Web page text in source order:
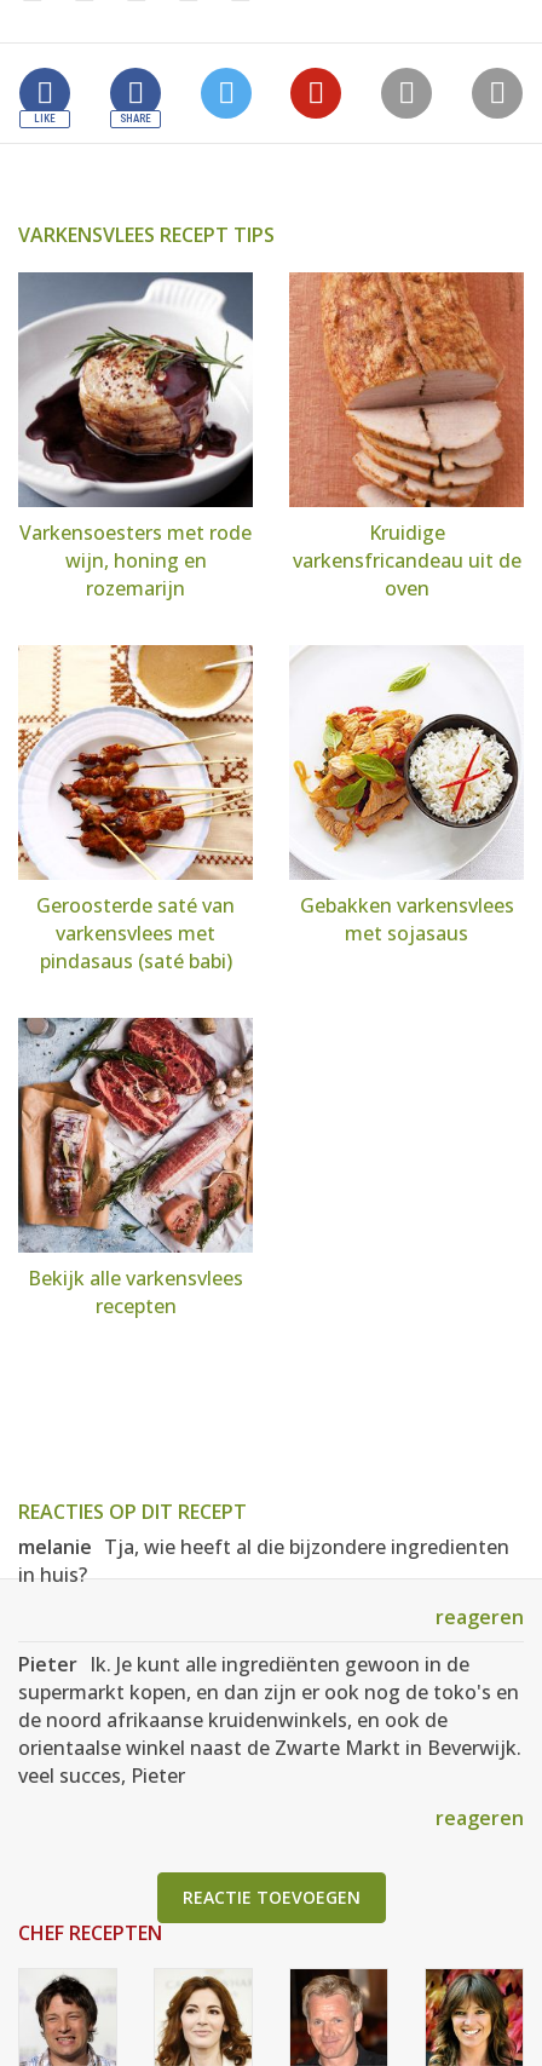
VARKENSVLEES RECEPT TIPS
Varkensoesters met rode
wijn, honing en
rozemarijn
Kruidige
varkensfricandeau uit de
oven
Geroosterde saté van
varkensvlees met
pindasaus (saté babi)
Gebakken varkensvlees
met sojasaus
Bekijk alle varkensvlees
recepten
REACTIES OP DIT RECEPT
melanie Tja, wie heeft al die bijzondere ingredienten
in huis?
reageren
Pieter Ik. Je kunt alle ingrediënten gewoon in de
supermarkt kopen, en dan zijn er ook nog de toko's en
de noord afrikaanse kruidenwinkels, en ook de
orientaalse winkel naast de Zwarte Markt in Beverwijk.
veel succes, Pieter
reageren
REACTIE TOEVOEGEN
CHEF RECEPTEN